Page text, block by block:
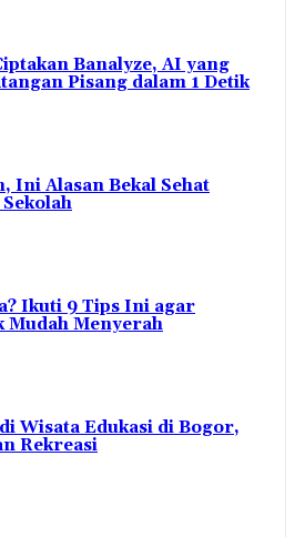
Banalyze, AI yang
Pisang dalam 1 Detik
Ini Alasan Bekal Sehat
Ikuti 9 Tips Ini agar
Mudah Menyerah
Wisata Edukasi di Bogor,
Rekreasi